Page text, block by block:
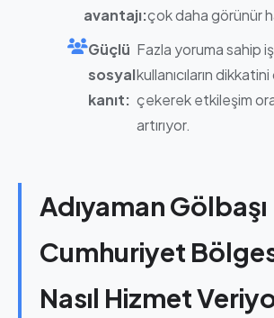
avantajı:çok daha görünür
Güçlü
sosyal
kanıt:
Fazla yoruma sahip
kullanıcıların
çekerek etkileşim
artırıyor.
Adıyaman Gölbaşı
Cumhuriyet
Nasıl Hizmet